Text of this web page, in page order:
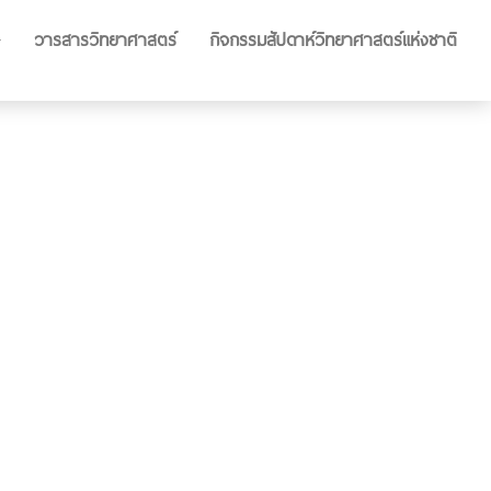
วารสารวิทยาศาสตร์ กิจกรรมสัปดาห์วิทยาศาสตร์แห่งชาติ